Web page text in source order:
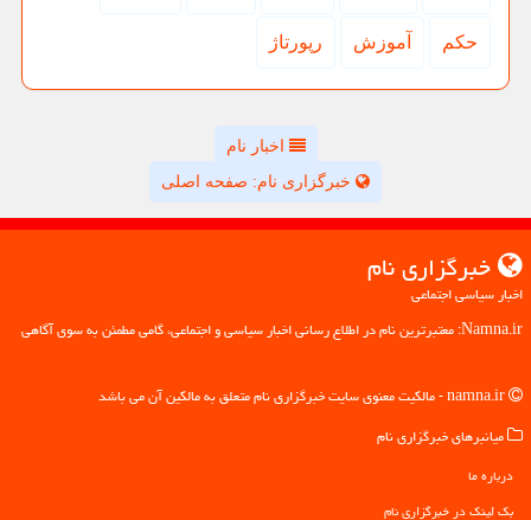
حكم آموزش رپورتاژ
اخبار نام
خبرگزاری نام: صفحه اصلی
خبرگزاری نام
اخبار سیاسی اجتماعی
Namna.ir: معتبرترین نام در اطلاع رسانی اخبار سیاسی و اجتماعی، گامی مطمئن به سوی آگاهی
میانبرهای خبرگزاری نام
درباره ما
بک لینک در خبرگزاری نام